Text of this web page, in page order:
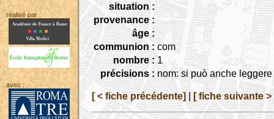
réalisé par :
avec :
situation :
provenance :
âge :
communion : com
nombre : 1
précisions : nom: si può anche
[ < fiche précédente] [ fiche suivante >